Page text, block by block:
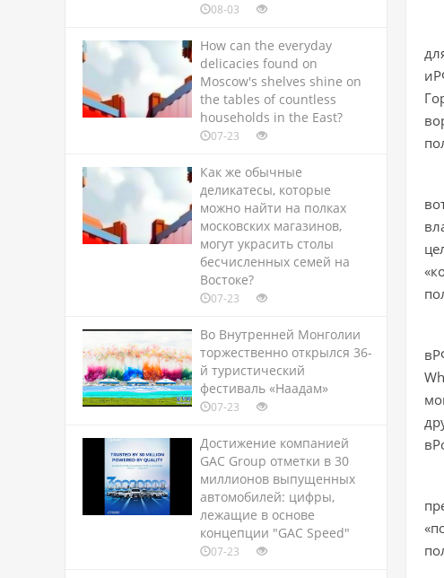
08-03
How can the everyday
delicacies found on
Moscow's shelves shine on
the tables of countless
households in the East?
07-23
Как же обычные
деликатесы, которые
можно найти на полках
московских магазинов,
могут украсить столы
бесчисленных семей на
Востоке?
07-23
Во Внутренней Монголии
торжественно открылся 36-
й туристический
фестиваль «Наадам»
07-23
Достижение компанией
GAC Group отметки в 30
миллионов выпущенных
автомобилей: цифры,
лежащие в основе
концепции "GAC Speed"
07-23